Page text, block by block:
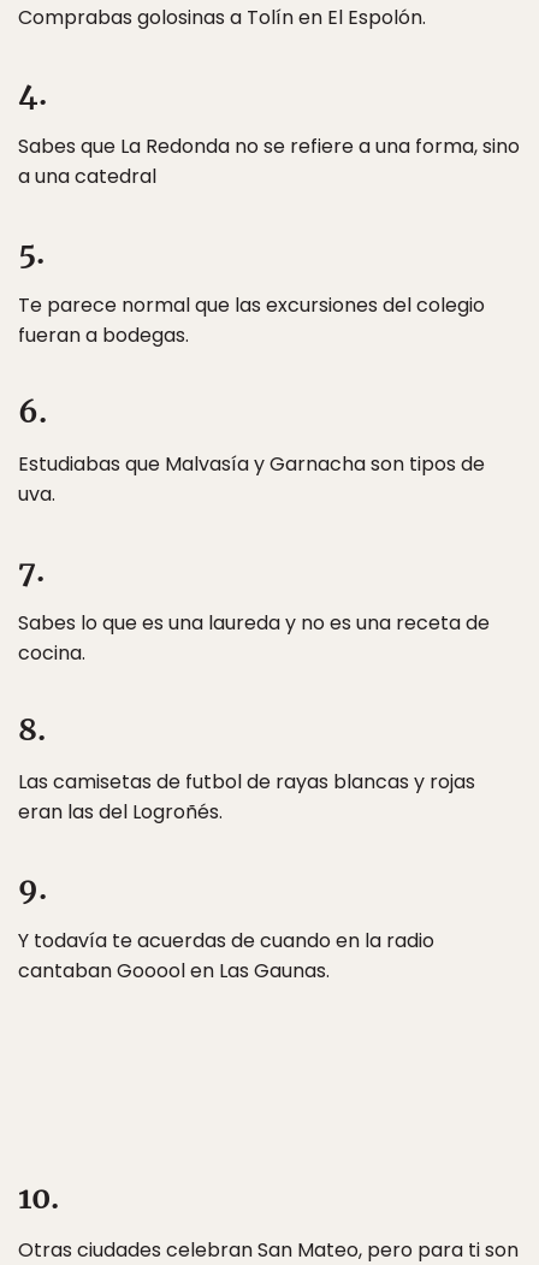
Comprabas golosinas a Tolín en El Espolón.
4.
Sabes que La Redonda no se refiere a una forma, sino
a una catedral
5.
Te parece normal que las excursiones del colegio
fueran a bodegas.
6.
Estudiabas que Malvasía y Garnacha son tipos de
uva.
7.
Sabes lo que es una laureda y no es una receta de
cocina.
8.
Las camisetas de futbol de rayas blancas y rojas
eran las del Logroñés.
9.
Y todavía te acuerdas de cuando en la radio
cantaban Gooool en Las Gaunas.
10.
Otras ciudades celebran San Mateo, pero para ti son